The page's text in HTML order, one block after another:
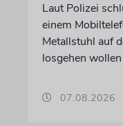
Laut Polizei
einem
Metallstuhl auf
losgehen wollen
07.08.2026